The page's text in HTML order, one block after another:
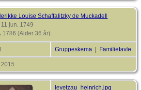
Louise Schaffalitzky de Muckadell
11 jun. 1749
1786 (Alder 36 år)
Gruppeskema Familietavle
levetzau_heinrich.jpg